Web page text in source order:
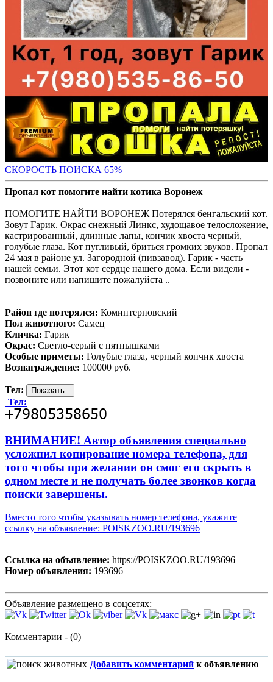
СКОРОСТЬ ПОИСКА 65%
Пропал кот помогите найти котика Воронеж
ПОМОГИТЕ НАЙТИ ВОРОНЕЖ Потерялся бенгальский кот.
Зовут Гарик. Окрас снежный Линкс, худощавое телосложение,
кастрированный, длинные лапы, кончик хвоста черный,
голубые глаза. Кот пугливый, бриться громких звуков. Пропал
24 мая в районе ул. Загородной (пивзавод). Гарик - часть
нашей семьи. Этот кот сердце нашего дома. Если видели -
позвоните или напишите пожалуйста ..
Район где потерялся: Коминтерновский
Пол животного: Самец
Кличка: Гарик
Окрас: Светло-серый с пятнышками
Особые приметы: Голубые глаза, черный кончик хвоста
Вознаграждение: 100000 руб.
Тел:
Тел:
ВНИМАНИЕ! Автор объявления специально
усложнил копирование номера телефона, для
того чтобы при желании он смог его скрыть в
одном месте и не получать более звонков когда
поиски завершены.
Вместо того чтобы указывать номер телефона, укажите
ссылку на объявление: POISKZOO.RU/193696
Ссылка на объявление: https://POISKZOO.RU/193696
Номер объявления: 193696
Объявление размещено в соцсетях:
Комментарии - (0)
Добавить комментарий к объявлению